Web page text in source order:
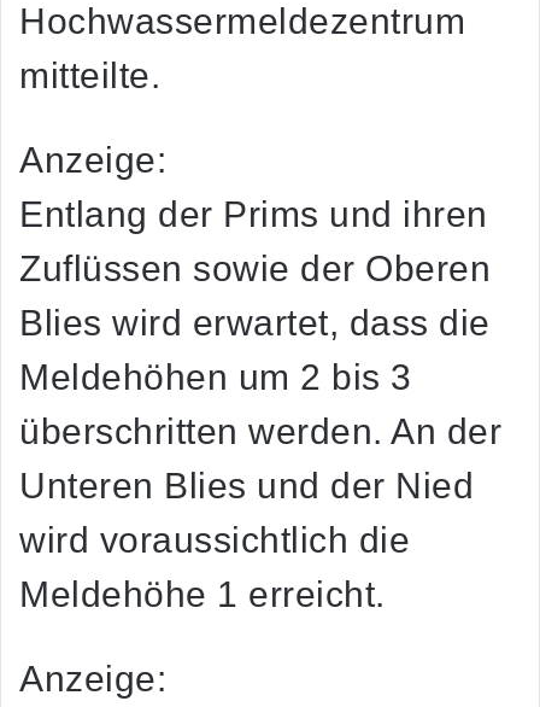
Hochwassermeldezentrum
mitteilte.
Anzeige:
Entlang der Prims und ihren
Zuflüssen sowie der Oberen
Blies wird erwartet, dass die
Meldehöhen um 2 bis 3
überschritten werden. An der
Unteren Blies und der Nied
wird voraussichtlich die
Meldehöhe 1 erreicht.
Anzeige: